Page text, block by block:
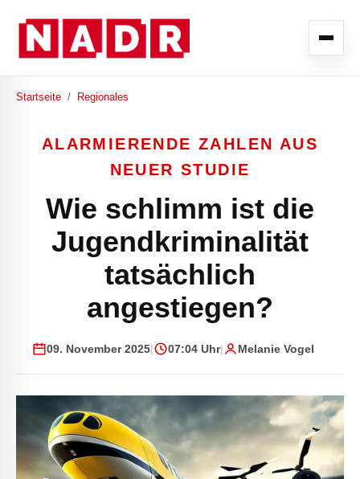
Startseite / Regionales
ALARMIERENDE ZAHLEN AUS
NEUER STUDIE
Wie schlimm ist die
Jugendkriminalität
tatsächlich
angestiegen?
09. November 2025| 07:04 Uhr| Melanie Vogel